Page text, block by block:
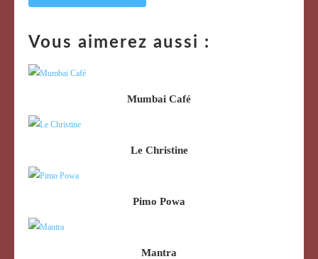
Vous aimerez aussi :
Mumbai Café
Le Christine
Pimo Powa
Mantra